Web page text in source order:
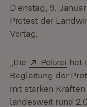
Dienstag, 9.
Protest der
Vortag:
„Die Extern:
Polizei hat
Begleitung der
mit starken
landesweit rund